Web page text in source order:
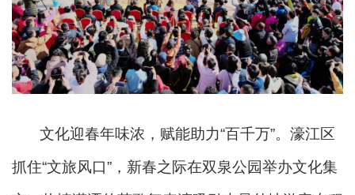
文化迎春年味浓，赋能助力“百千万”。濠江区
抓住“文旅风口”，新春之际在双泉公园举办文化集